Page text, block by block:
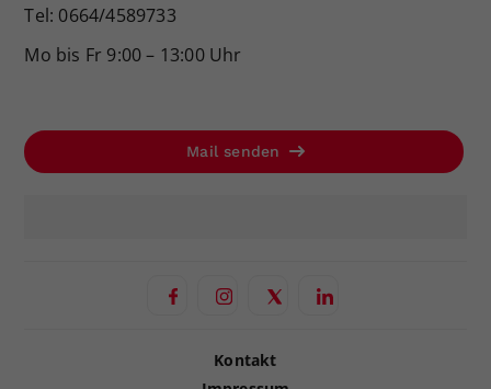
Tel: 0664/4589733
Mo bis Fr 9:00 – 13:00 Uhr
Mail senden
Kontakt